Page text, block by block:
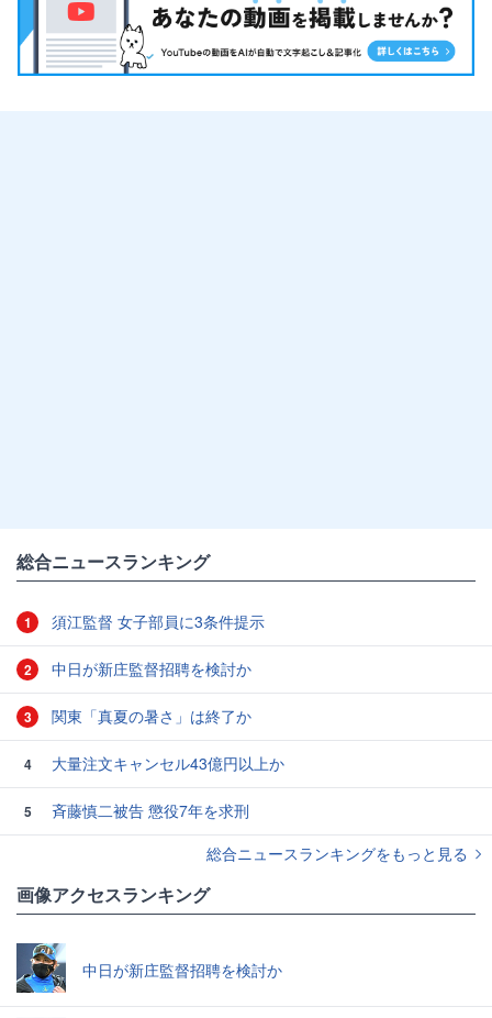
総合ニュースランキング
1 須江監督 女子部員に3条件提示
2 中日が新庄監督招聘を検討か
3 関東「真夏の暑さ」は終了か
4 大量注文キャンセル43億円以上か
5
斉藤慎二被告 懲役7年を求刑
総合ニュースランキングをもっと見る
画像アクセスランキング
中日が新庄監督招聘を検討か